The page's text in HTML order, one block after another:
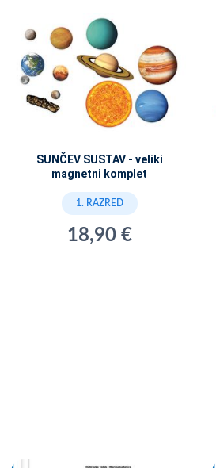
SUNČEV SUSTAV - veliki
magnetni komplet
1. RAZRED
18,90 €